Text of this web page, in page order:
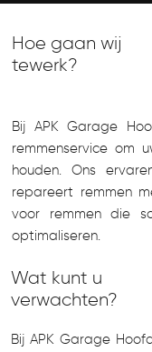
Hoe gaan wij
tewerk?
Bij APK Garage
remmenservice om
houden. Ons
repareert remmen
voor remmen die
optimaliseren.
Wat kunt u
verwachten?
Bij APK Garage